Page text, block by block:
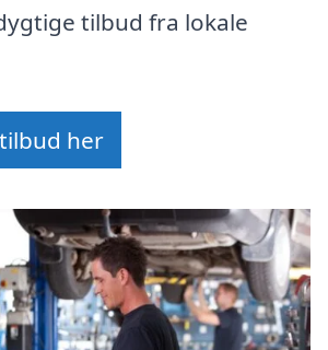
tilbud fra lokale
her